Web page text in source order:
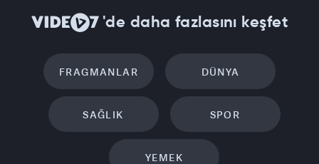
'de daha fazlasını keşfet
FRAGMANLAR DÜNYA
SAĞLIK SPOR
YEMEK